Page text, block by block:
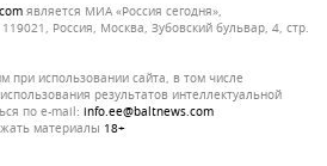
является МИА «Россия сегодня»,
Россия, Москва, Зубовский бульвар, 4, стр.
использовании сайта, в том числе
результатов интеллектуальной
по e-mail: info.ee@baltnews.com
материалы 18+